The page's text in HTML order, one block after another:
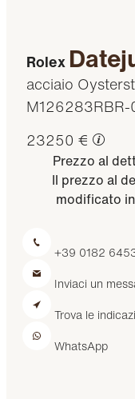
Rolex
acciaio
23250 €
Prezzo al
Il prezzo al
modificato
+39 0182
Inviaci un
Trova le
WhatsApp